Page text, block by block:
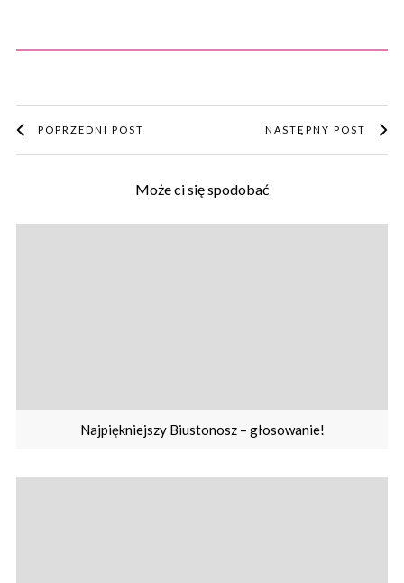
POPRZEDNI POST NASTĘPNY POST
Może ci się spodobać
Najpiękniejszy Biustonosz – głosowanie!